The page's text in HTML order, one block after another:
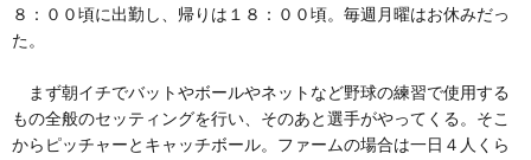
８：００頃に出勤し、帰りは１８：００頃。毎週月曜はお休みだっ
た。
まず朝イチでバットやボールやネットなど野球の練習で使用する
もの全般のセッティングを行い、そのあと選手がやってくる。そこ
からピッチャーとキャッチボール。ファームの場合は一日４人くら